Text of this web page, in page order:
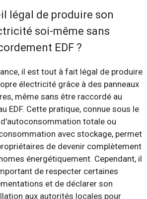
légal de produire son
soi-même sans
EDF ?
il est tout à fait légal de produire
électricité grâce à des panneaux
même sans être raccordé au
EDF. Cette pratique, connue sous le
totale ou
avec stockage, permet
de devenir complètement
énergétiquement. Cependant, il
de respecter certaines
et de déclarer son
aux autorités locales pour